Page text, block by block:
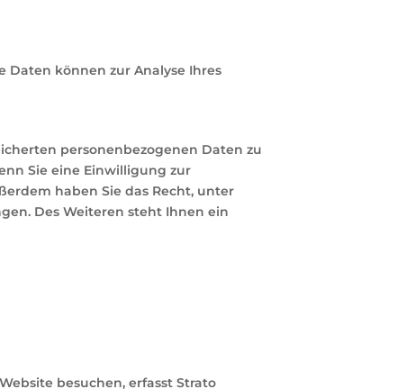
Daten können zur Analyse Ihres
personenbezogenen Daten zu
Sie eine Einwilligung zur
haben Sie das Recht, unter
Des Weiteren steht Ihnen ein
besuchen, erfasst Strato